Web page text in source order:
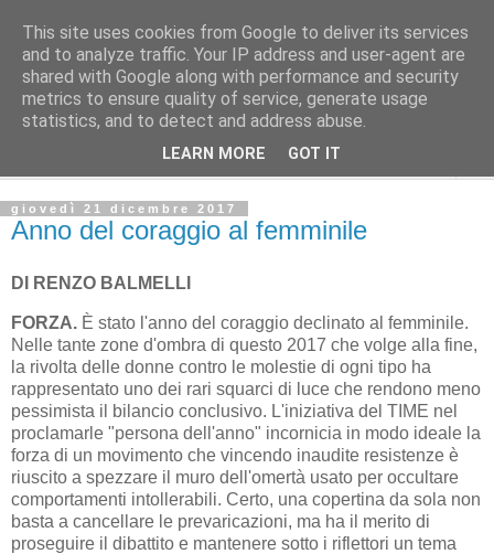
L'Avvenire dei lavoratori
SPIGOLATURE
giovedì 21 dicembre 2017
Anno del coraggio al femminile
DI RENZO BALMELLI
FORZA. È stato l'anno del coraggio declinato al femminile.
Nelle tante zone d'ombra di questo 2017 che volge alla fine,
la rivolta delle donne contro le molestie di ogni tipo ha
rappresentato uno dei rari squarci di luce che rendono meno
pessimista il bilancio conclusivo. L'iniziativa del TIME nel
proclamarle "persona dell'anno" incornicia in modo ideale la
forza di un movimento che vincendo inaudite resistenze è
riuscito a spezzare il muro dell'omertà usato per occultare
comportamenti intollerabili. Certo, una copertina da sola non
basta a cancellare le prevaricazioni, ma ha il merito di
proseguire il dibattito e mantenere sotto i riflettori un tema
This site uses cookies from Google to deliver its services
and to analyze traffic. Your IP address and user-agent are
shared with Google along with performance and security
metrics to ensure quality of service, generate usage
statistics, and to detect and address abuse.
LEARN MORE GOT IT